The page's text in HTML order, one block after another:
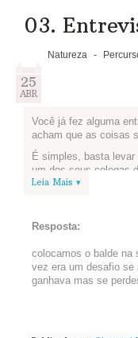
03.
Natureza -
25
ABR
Você já fez alguma
acham que as coisas
É simples, basta levar
um dos seus colegas
família para escolher
e tirar fotos. As
Compartilhe conosco
YouTube e colando o
abaixo (se for texto e
Leia Mais ▾
Resposta:
colocamos o balde na
vez era um desafio se
ganhava mas se